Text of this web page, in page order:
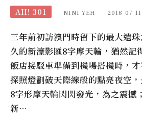
AH! 301 NINI YEH 2018-07-11
三年前初訪澳門時留下的最大遺
久的新濠影匯8字摩天輪，猶然記
飯店接駁車準備到機場搭機時，
探照燈劃破天際線般的點亮夜空
8字形摩天輪閃閃發光，為之震撼
新…